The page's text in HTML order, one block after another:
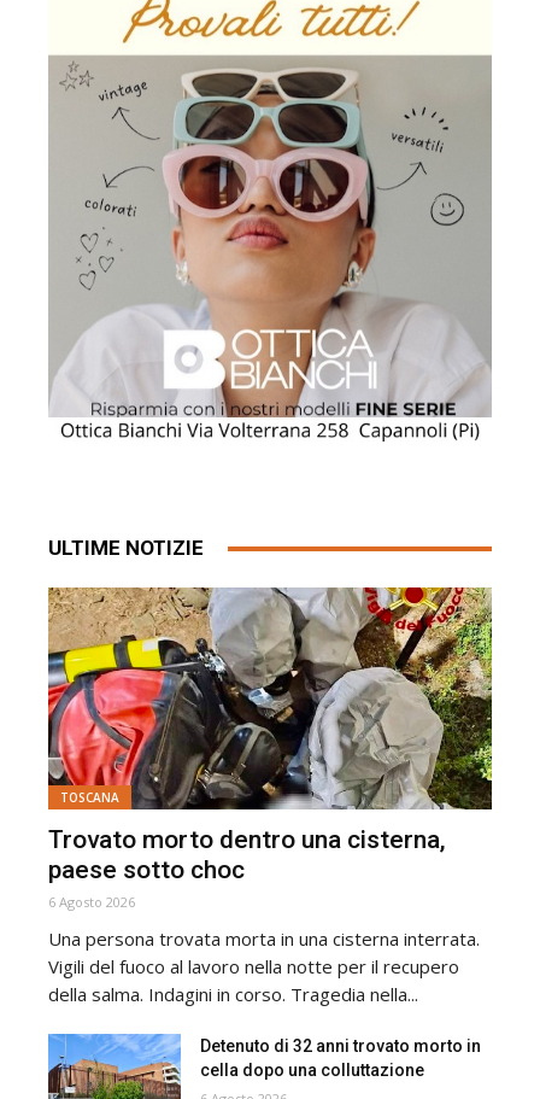
ULTIME NOTIZIE
TOSCANA
Trovato morto dentro una cisterna,
paese sotto choc
6 Agosto 2026
Una persona trovata morta in una cisterna interrata.
Vigili del fuoco al lavoro nella notte per il recupero
della salma. Indagini in corso. Tragedia nella...
Detenuto di 32 anni trovato morto in
cella dopo una colluttazione